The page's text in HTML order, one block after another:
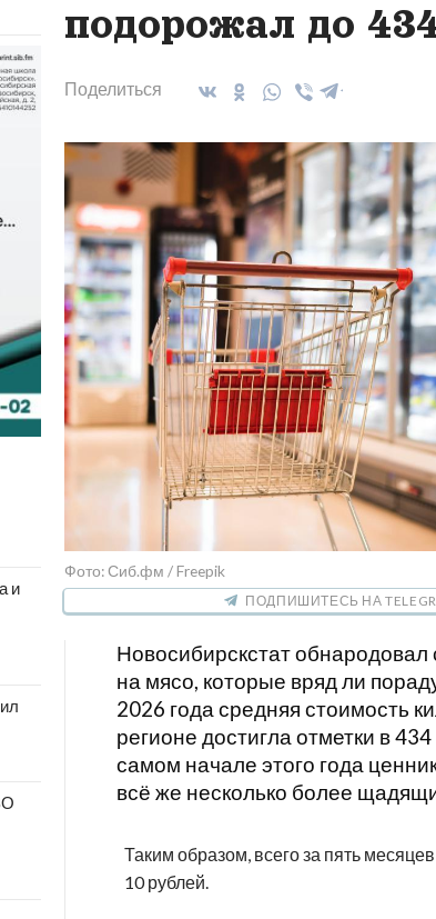
и
подорожал до
Поделиться
Фото: Сиб.фм / Freepik
ПОДПИШИТЕСЬ НА
Новосибирскстат
на мясо, которые вряд ли
2026 года средняя стоимость
регионе достигла отметки в
самом начале этого года
всё же несколько более
Таким образом, всего за пять
10 рублей.